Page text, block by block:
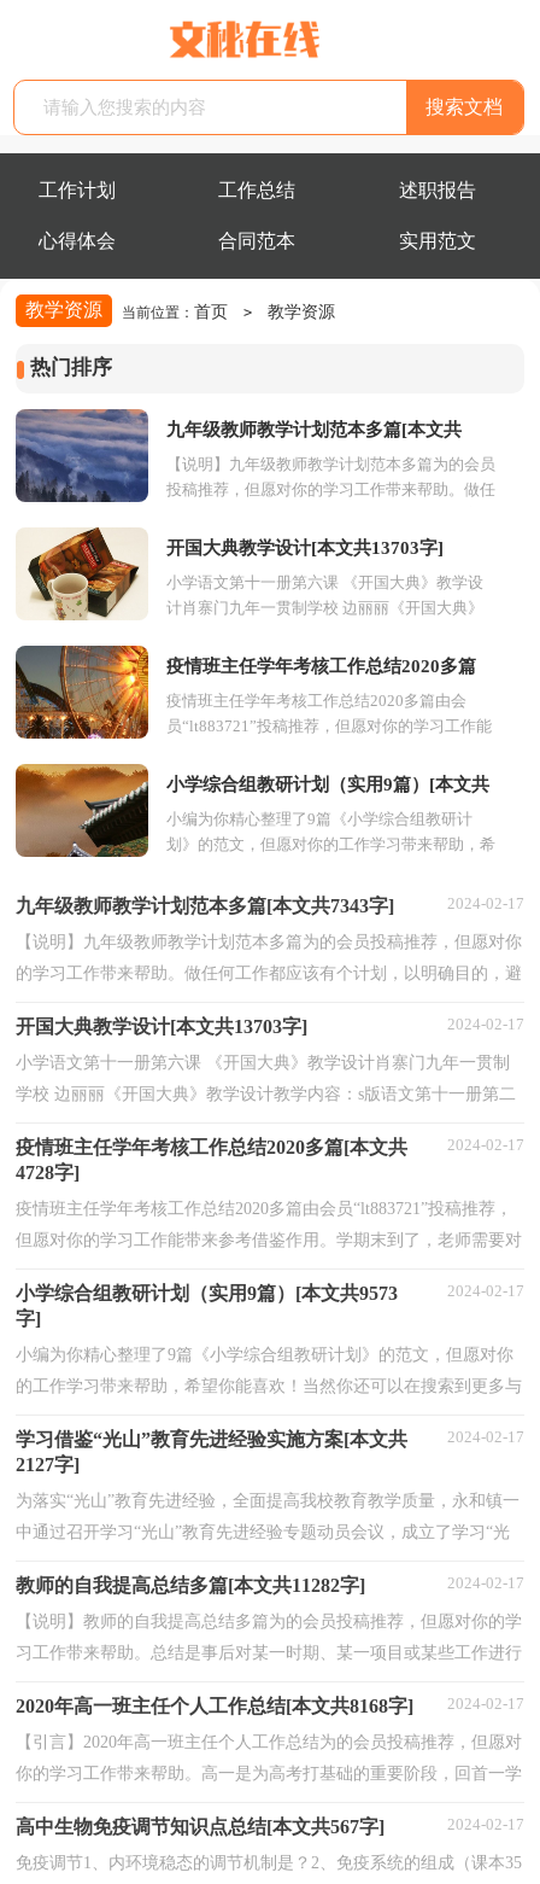
工作计划 工作总结 述职报告
心得体会 合同范本 实用范文
教学资源 当前位置：首页 > 教学资源
热门排序
九年级教师教学计划范本多篇[本文共
7343字]
【说明】九年级教师教学计划范本多篇为的会员
投稿推荐，但愿对你的学习工作带来帮助。做任
性，使工作循...
开国大典教学设计[本文共13703字]
小学语文第十一册第六课 《开国大典》教学设
计肖寨门九年一贯制学校 边丽丽《开国大典》
的《开国...
疫情班主任学年考核工作总结2020多篇
[本文共4728字]
疫情班主任学年考核工作总结2020多篇由会
员“lt883721”投稿推荐，但愿对你的学习工作能
情期间的教...
小学综合组教研计划（实用9篇）[本文共
9573字]
小编为你精心整理了9篇《小学综合组教研计
划》的范文，但愿对你的工作学习带来帮助，希
学综合组教研...
九年级教师教学计划范本多篇[本文共7343字] 2024-02-17
【说明】九年级教师教学计划范本多篇为的会员投稿推荐，但愿对你
的学习工作带来帮助。做任何工作都应该有个计划，以明确目的，避
开国大典教学设计[本文共13703字] 2024-02-17
小学语文第十一册第六课 《开国大典》教学设计肖寨门九年一贯制
学校 边丽丽《开国大典》教学设计教学内容：s版语文第十一册第二
疫情班主任学年考核工作总结2020多篇[本文共
4728字]
2024-02-17
疫情班主任学年考核工作总结2020多篇由会员“lt883721”投稿推荐，
但愿对你的学习工作能带来参考借鉴作用。学期末到了，老师需要对
小学综合组教研计划（实用9篇）[本文共9573
字]
2024-02-17
小编为你精心整理了9篇《小学综合组教研计划》的范文，但愿对你
的工作学习带来帮助，希望你能喜欢！当然你还可以在搜索到更多与
学习借鉴“光山”教育先进经验实施方案[本文共
2127字]
2024-02-17
为落实“光山”教育先进经验，全面提高我校教育教学质量，永和镇一
中通过召开学习“光山”教育先进经验专题动员会议，成立了学习“光
教师的自我提高总结多篇[本文共11282字] 2024-02-17
【说明】教师的自我提高总结多篇为的会员投稿推荐，但愿对你的学
习工作带来帮助。总结是事后对某一时期、某一项目或某些工作进行
2020年高一班主任个人工作总结[本文共8168字] 2024-02-17
【引言】2020年高一班主任个人工作总结为的会员投稿推荐，但愿对
你的学习工作带来帮助。高一是为高考打基础的重要阶段，回首一学
高中生物免疫调节知识点总结[本文共567字] 2024-02-17
免疫调节1、内环境稳态的调节机制是？2、免疫系统的组成（课本35